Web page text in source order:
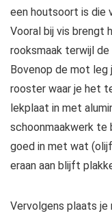
een houtsoort is die
Vooral bij vis brengt
rooksmaak terwijl de
Bovenop de mot leg
rooster waar je het
lekplaat in met
schoonmaakwerk te
goed in met wat
eraan aan blijft
Vervolgens plaats